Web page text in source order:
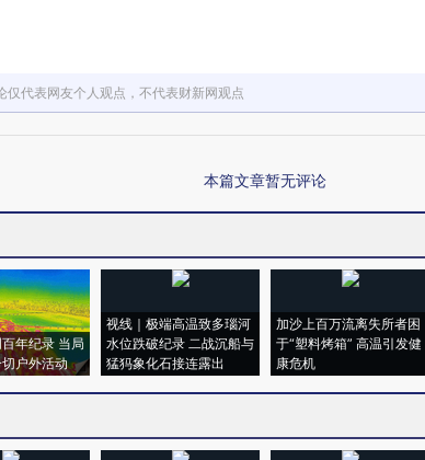
仅代表网友个人观点，不代表财新网观点
本篇文章暂无评论
年纪录 当局
户外活动
视线｜极端高温致多瑙河
水位跌破纪录 二战沉船与
猛犸象化石接连露出
加沙上百万流离失所者困
于“塑料烤箱” 高温引发健
康危机